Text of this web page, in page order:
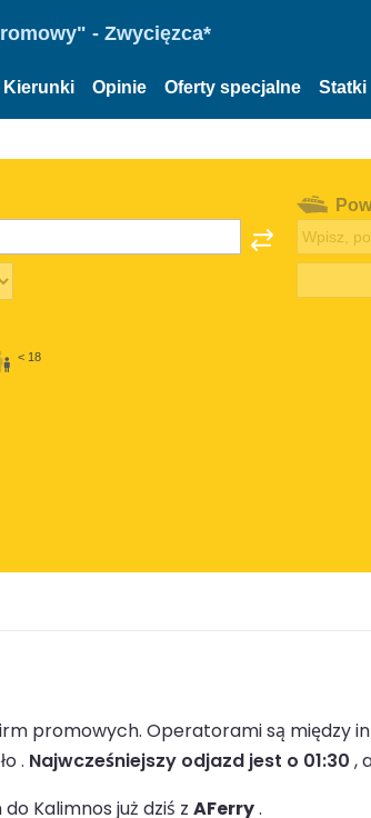
- Zwycięzca*
Kierunki Opinie Oferty specjalne Statki
< 18
promowych. Operatorami są między
. Najwcześniejszy odjazd jest o 01:30 ,
Kalimnos już dziś z AFerry.